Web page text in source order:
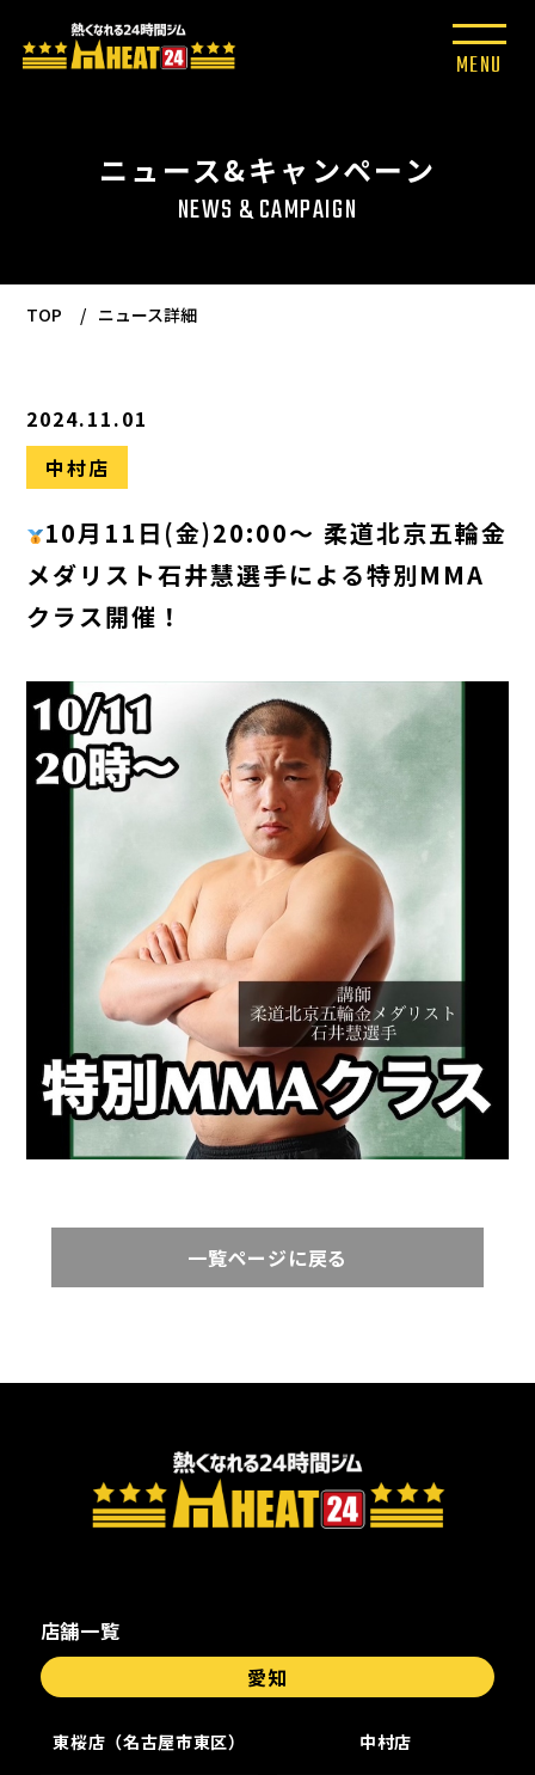
ニュース&キャンペーン
NEWS & CAMPAIGN
TOP ニュース詳細
2024.11.01
中村店
10月11日(金)20:00〜 柔道北京五輪金
メダリスト石井慧選手による特別MMA
クラス開催！
一覧ページに戻る
店舗一覧
愛知
東桜店（名古屋市東区） 中村店